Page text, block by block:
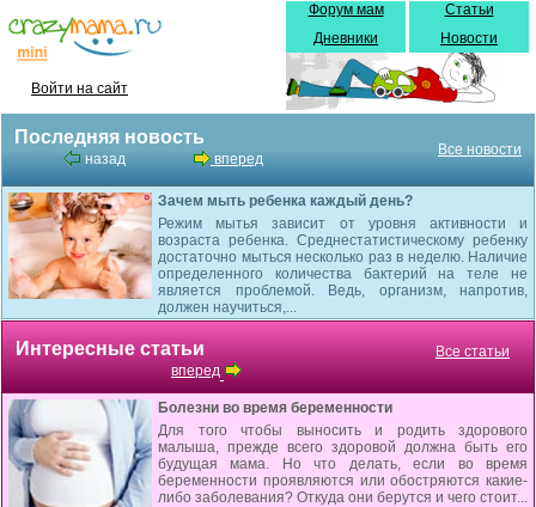
Войти на сайт
Форум мам
Дневники
Статьи
Новости
Последняя новость
назад вперед
Все новости
Зачем мыть ребенка каждый день?
Режим мытья зависит от уровня активности и
возраста ребенка. Среднестатистическому ребенку
достаточно мыться несколько раз в неделю. Наличие
определенного количества бактерий на теле не
является проблемой. Ведь, организм, напротив,
должен научиться,...
Интересные статьи
вперед
Все статьи
Болезни во время беременности
Для того чтобы выносить и родить здорового
малыша, прежде всего здоровой должна быть его
будущая мама. Но что делать, если во время
беременности проявляются или обостряются какие-
либо заболевания? Откуда они берутся и чего стоит...